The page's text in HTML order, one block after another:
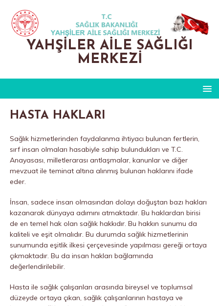
YAHŞILER AILE SAĞLIĞI
MERKEZI
HASTA HAKLARI
Sağlık hizmetlerinden faydalanma ihtiyacı bulunan fertlerin,
sırf insan olmaları hasabiyle sahip bulundukları ve T.C.
Anayasası, milletlerarası antlaşmalar, kanunlar ve diğer
mevzuat ile teminat altına alınmış bulunan haklarını ifade
eder.
İnsan, sadece insan olmasından dolayı doğuştan bazı hakları
kazanarak dünyaya adımını atmaktadır. Bu haklardan birisi
de en temel hak olan sağlık hakkıdır. Bu hakkın sunumu da
kaliteli ve eşit olmalıdır. Bu durumda sağlık hizmetlerinin
sunumunda eşitlik ilkesi çerçevesinde yapılması gereği ortaya
çıkmaktadır. Bu da insan hakları bağlamında
değerlendirilebilir.
Hasta ile sağlık çalışanları arasında bireysel ve toplumsal
düzeyde ortaya çıkan, sağlık çalışanlarının hastaya ve